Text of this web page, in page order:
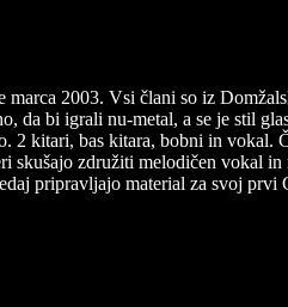
marca 2003. Vsi člani so iz
da bi igrali nu-metal, a se je stil
2 kitari, bas kitara, bobni in
skušajo združiti melodičen vokal
pripravljajo material za svoj prvi